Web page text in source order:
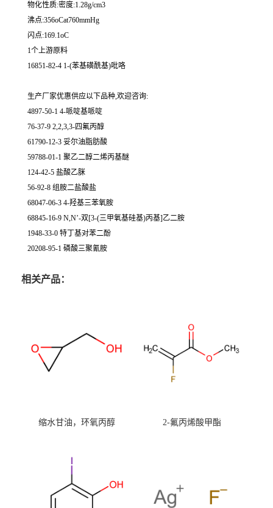
物化性质:密度:1.28g/cm3
沸点:356oCat760mmHg
闪点:169.1oC
1个上游原料
16851-82-4 1-(苯基磺酰基)吡咯
生产厂家优惠供应以下品种,欢迎咨询:
4897-50-1 4-哌啶基哌啶
76-37-9 2,2,3,3-四氟丙醇
61790-12-3 妥尔油脂肪酸
59788-01-1 聚乙二醇二烯丙基醚
124-42-5 盐酸乙脒
56-92-8 组胺二盐酸盐
68047-06-3 4-羟基三苯氧胺
68845-16-9 N,N’-双[3-(三甲氧基硅基)丙基]乙二胺
1948-33-0 特丁基对苯二酚
20208-95-1 磷酸三聚氰胺
相关产品：
缩水甘油，环氧丙醇 2-氟丙烯酸甲酯